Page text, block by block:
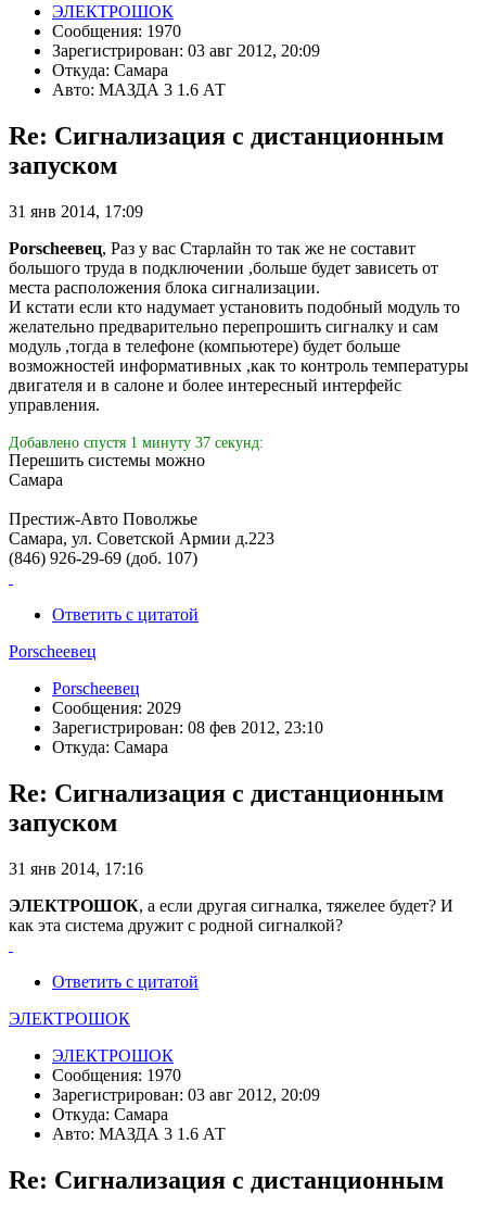
ЭЛЕКТРОШОК
Сообщения: 1970
Зарегистрирован: 03 авг 2012, 20:09
Откуда: Самара
Авто: МАЗДА 3 1.6 АТ
Re: Сигнализация с дистанционным
запуском
31 янв 2014, 17:09
Porscheeвец, Раз у вас Старлайн то так же не составит
большого труда в подключении ,больше будет зависеть от
места расположения блока сигнализации.
И кстати если кто надумает установить подобный модуль то
желательно предварительно перепрошить сигналку и сам
модуль ,тогда в телефоне (компьютере) будет больше
возможностей информативных ,как то контроль температуры
двигателя и в салоне и более интересный интерфейс
управления.
Добавлено спустя 1 минуту 37 секунд:
Перешить системы можно
Самара
Престиж-Авто Поволжье
Самара, ул. Советской Армии д.223
(846) 926-29-69 (доб. 107)
Ответить с цитатой
Porscheeвец
Porscheeвец
Сообщения: 2029
Зарегистрирован: 08 фев 2012, 23:10
Откуда: Самара
Re: Сигнализация с дистанционным
запуском
31 янв 2014, 17:16
ЭЛЕКТРОШОК, а если другая сигналка, тяжелее будет? И
как эта система дружит с родной сигналкой?
Ответить с цитатой
ЭЛЕКТРОШОК
ЭЛЕКТРОШОК
Сообщения: 1970
Зарегистрирован: 03 авг 2012, 20:09
Откуда: Самара
Авто: МАЗДА 3 1.6 АТ
Re: Сигнализация с дистанционным